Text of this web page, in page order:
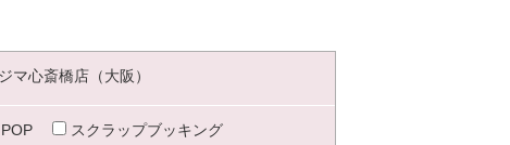
マ心斎橋店（大阪）
POP
スクラップブッキング